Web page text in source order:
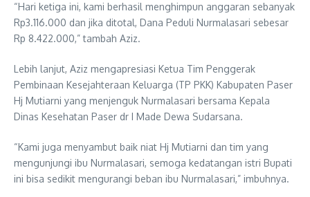
“Hari ketiga ini, kami berhasil menghimpun anggaran sebanyak
Rp3.116.000 dan jika ditotal, Dana Peduli Nurmalasari sebesar
Rp 8.422.000,” tambah Aziz.
Lebih lanjut, Aziz mengapresiasi Ketua Tim Penggerak
Pembinaan Kesejahteraan Keluarga (TP PKK) Kabupaten Paser
Hj Mutiarni yang menjenguk Nurmalasari bersama Kepala
Dinas Kesehatan Paser dr I Made Dewa Sudarsana.
“Kami juga menyambut baik niat Hj Mutiarni dan tim yang
mengunjungi ibu Nurmalasari, semoga kedatangan istri Bupati
ini bisa sedikit mengurangi beban ibu Nurmalasari,” imbuhnya.